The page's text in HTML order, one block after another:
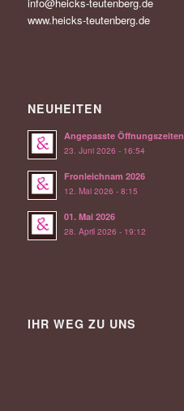
www.heicks-teutenberg.de
NEUHEITEN
Angepasste Öffnungszeiten
23. Juni 2026 - 16:54
Fronleichnam 2026
12. Mai 2026 - 8:15
01. Mai 2026
28. April 2026 - 19:12
IHR WEG ZU UNS